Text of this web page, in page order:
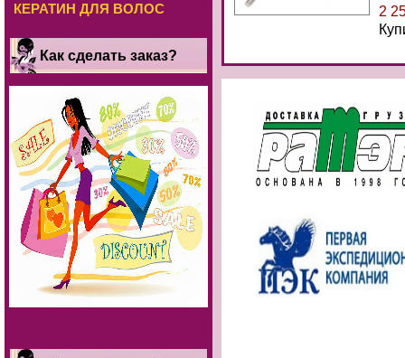
КЕРАТИН ДЛЯ ВОЛОС
Как сделать заказ?
2